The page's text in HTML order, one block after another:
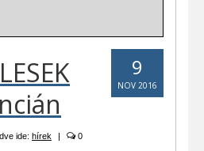
9
NOV 2016
ide: hírek 0